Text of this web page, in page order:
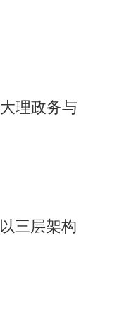
理政务与
三层架构